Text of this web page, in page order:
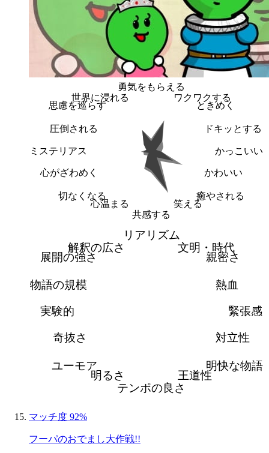
勇気をもらえる
ワクワクする
ときめく
ドキッとする
かっこいい
かわいい
癒やされる
笑える
共感する
心温まる
切なくなる
心がざわめく
ミステリアス
圧倒される
思慮を巡らす
世界に浸れる
リアリズム
文明・時代
親密さ
熱血
緊張感
対立性
明快な物語
王道性
テンポの良さ
明るさ
ユーモア
奇抜さ
実験的
物語の規模
展開の強さ
解釈の広さ
マッチ度 92%
フーパのおでまし大作戦!!